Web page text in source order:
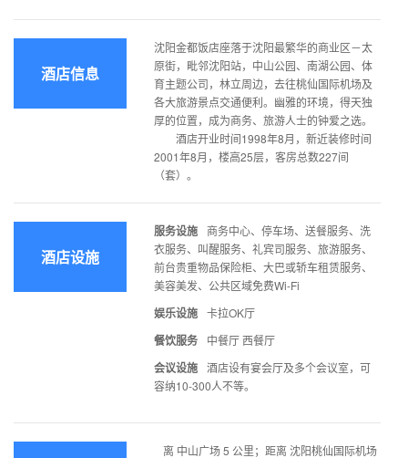
酒店信息
沈阳金都饭店座落于沈阳最繁华的商业区－太
原街，毗邻沈阳站，中山公园、南湖公园、体
育主题公司，林立周边，去往桃仙国际机场及
各大旅游景点交通便利。幽雅的环境，得天独
厚的位置，成为商务、旅游人士的钟爱之选。
酒店开业时间1998年8月，新近装修时间
2001年8月，楼高25层，客房总数227间
（套）。
酒店设施
服务设施 商务中心、停车场、送餐服务、洗
衣服务、叫醒服务、礼宾司服务、旅游服务、
前台贵重物品保险柜、大巴或轿车租赁服务、
美容美发、公共区域免费Wi-Fi
娱乐设施 卡拉OK厅
餐饮服务 中餐厅 西餐厅
会议设施 酒店设有宴会厅及多个会议室，可
容纳10-300人不等。
离 中山广场 5 公里；距离 沈阳桃仙国际机场